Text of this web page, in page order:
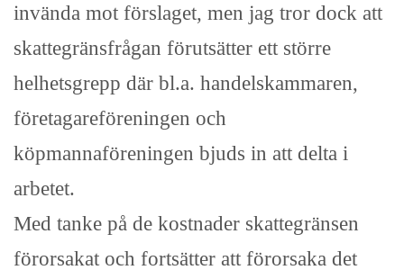
invända mot förslaget, men jag tror dock att
skattegränsfrågan förutsätter ett större
helhetsgrepp där bl.a. handelskammaren,
företagareföreningen och
köpmannaföreningen bjuds in att delta i
arbetet.
Med tanke på de kostnader skattegränsen
förorsakat och fortsätter att förorsaka det